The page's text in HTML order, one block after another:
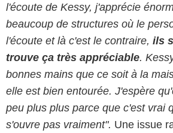
l'écoute de Kessy, j'apprécie
beaucoup de structures où le
l'écoute et là c'est le contraire, ils
trouve ça très appréciable.
bonnes mains que ce soit à la
elle est bien entourée. J'espère
peu plus plus parce que c'est vrai
s'ouvre pas vraiment". Une issue